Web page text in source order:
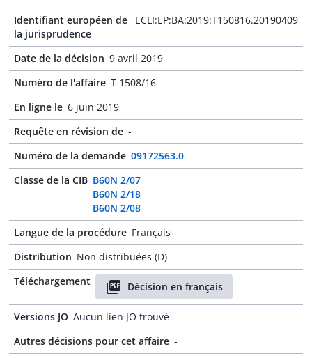
Identifiant européen de
la jurisprudence
ECLI:EP:BA:2019:T150816.20190409
Date de la décision 9 avril 2019
Numéro de l'affaire T 1508/16
En ligne le 6 juin 2019
Requête en révision de -
Numéro de la demande 09172563.0
Classe de la CIB B60N 2/07
B60N 2/18
B60N 2/08
Langue de la procédure Français
Distribution Non distribuées (D)
Téléchargement
Décision en français
Versions JO Aucun lien JO trouvé
Autres décisions pour cet affaire -